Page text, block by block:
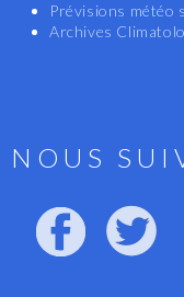
Prévisions météo
Archives
NOUS